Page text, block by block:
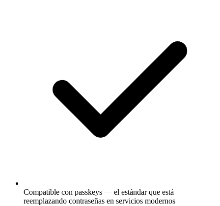
Compatible con passkeys — el estándar que está
reemplazando contraseñas en servicios modernos